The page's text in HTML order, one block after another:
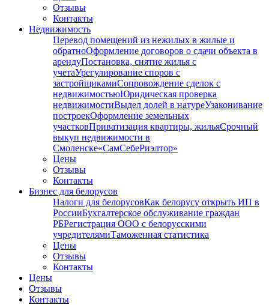
Отзывы
Контакты
Недвижимость
Перевод помещений из нежилых в жилые и
обратноОформление договоров о сдачи объекта в
арендуПостановка, снятие жилья с
учетаУрегулирование споров с
застройщикамиСопровождение сделок с
недвижимостьюЮридическая проверка
недвижимостиВыдел долей в натуреУзаконивание
построекОформление земельных
участковПриватизация квартиры, жильяСрочный
выкуп недвижимости в
Cмоленске«СамСебеРиэлтор»
Цены
Отзывы
Контакты
Бизнес для белорусов
Налоги для белорусовКак белорусу открыть ИП в
РоссииБухгалтерское обслуживание граждан
РБРегистрация ООО с белорусскими
учредителямиТаможенная статистика
Цены
Отзывы
Контакты
Цены
Отзывы
Контакты